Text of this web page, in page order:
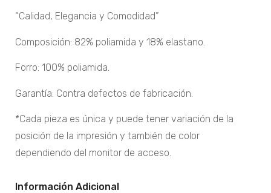
“Calidad, Elegancia y Comodidad”
Composición: 82% poliamida y 18% elastano.
Forro: 100% poliamida.
Garantía: Contra defectos de fabricación.
*Cada pieza es única y puede tener variación de la
posición de la impresión y también de color
dependiendo del monitor de acceso.
Información Adicional